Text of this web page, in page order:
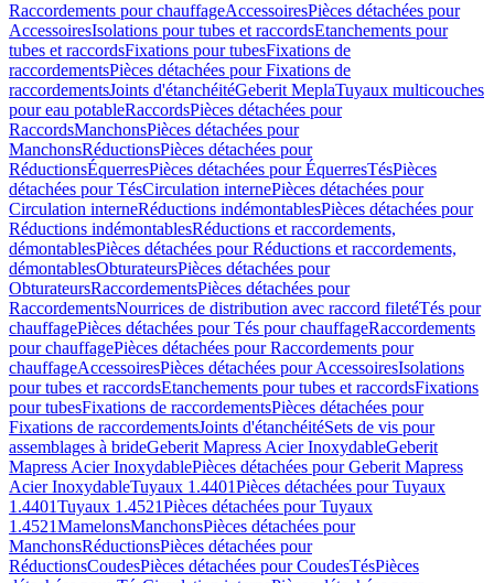
Raccordements pour chauffageAccessoiresPièces détachées pour
AccessoiresIsolations pour tubes et raccordsEtanchements pour
tubes et raccordsFixations pour tubesFixations de
raccordementsPièces détachées pour Fixations de
raccordementsJoints d'étanchéitéGeberit MeplaTuyaux multicouches
pour eau potableRaccordsPièces détachées pour
RaccordsManchonsPièces détachées pour
ManchonsRéductionsPièces détachées pour
RéductionsÉquerresPièces détachées pour ÉquerresTésPièces
détachées pour TésCirculation internePièces détachées pour
Circulation interneRéductions indémontablesPièces détachées pour
Réductions indémontablesRéductions et raccordements,
démontablesPièces détachées pour Réductions et raccordements,
démontablesObturateursPièces détachées pour
ObturateursRaccordementsPièces détachées pour
RaccordementsNourrices de distribution avec raccord filetéTés pour
chauffagePièces détachées pour Tés pour chauffageRaccordements
pour chauffagePièces détachées pour Raccordements pour
chauffageAccessoiresPièces détachées pour AccessoiresIsolations
pour tubes et raccordsEtanchements pour tubes et raccordsFixations
pour tubesFixations de raccordementsPièces détachées pour
Fixations de raccordementsJoints d'étanchéitéSets de vis pour
assemblages à brideGeberit Mapress Acier InoxydableGeberit
Mapress Acier InoxydablePièces détachées pour Geberit Mapress
Acier InoxydableTuyaux 1.4401Pièces détachées pour Tuyaux
1.4401Tuyaux 1.4521Pièces détachées pour Tuyaux
1.4521MamelonsManchonsPièces détachées pour
ManchonsRéductionsPièces détachées pour
RéductionsCoudesPièces détachées pour CoudesTésPièces